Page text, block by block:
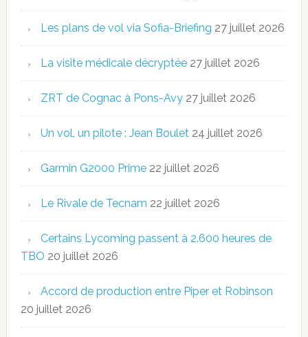
Les plans de vol via Sofia-Briefing 27 juillet 2026
La visite médicale décryptée 27 juillet 2026
ZRT de Cognac à Pons-Avy 27 juillet 2026
Un vol, un pilote : Jean Boulet 24 juillet 2026
Garmin G2000 Prime 22 juillet 2026
Le Rivale de Tecnam 22 juillet 2026
Certains Lycoming passent à 2.600 heures de
TBO 20 juillet 2026
Accord de production entre Piper et Robinson
20 juillet 2026